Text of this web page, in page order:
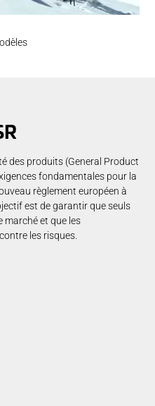
des produits (General Product
fondamentales pour la
règlement européen à
est de garantir que seuls
marché et que les
les risques.